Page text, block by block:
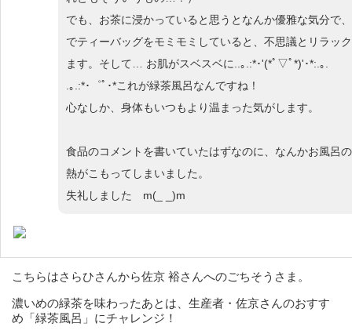
でも、お茶に浸かっていると思うとなんか優雅な気分で
でティーバッグをモミモミしていると、不思議とリラッ
ます。そして… お肌がスベスベに..｡.:*･'(*ﾟ▽ﾟ*)'･*:.｡.
.｡.:*･゜ﾟ･*これが緑茶風呂なんですね！
心なしか、身体もいつもより温まった気がします。
食品のコメントを書いていたはずなのに、なんかお風呂
熱がこもってしまいました。
失礼しました m(_ _)m
こちらはさらひさんから佐京 裕さんへのごちそうさま。
濃いめの緑茶を味わったあとは、生産者・佐京さんのおすす
め「緑茶風呂」にチャレンジ！